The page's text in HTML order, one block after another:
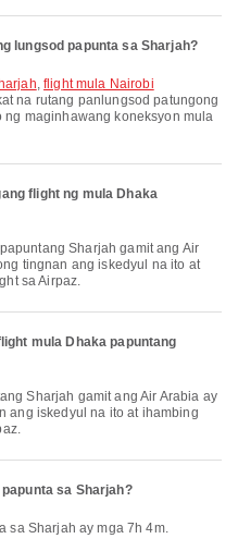
lungsod papunta sa Sharjah?
,flight mula Nairobi
na rutang panlungsod patungong
maginhawang koneksyon mula
flight ng mula Dhaka
tingnan ang iskedyul na ito at
sa Airpaz.
mula Dhaka papuntang
ang iskedyul na ito at ihambing
sa Sharjah?
sa Sharjah ay mga 7h 4m.